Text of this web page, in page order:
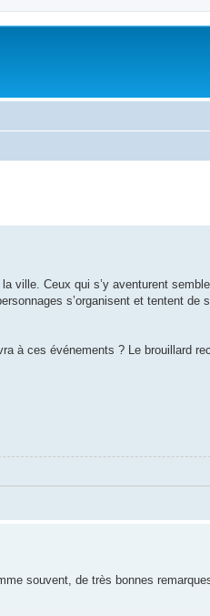
ville. Ceux qui s’y aventurent
s’organisent et tentent de
à ces événements ? Le brouillard
souvent, de très bonnes